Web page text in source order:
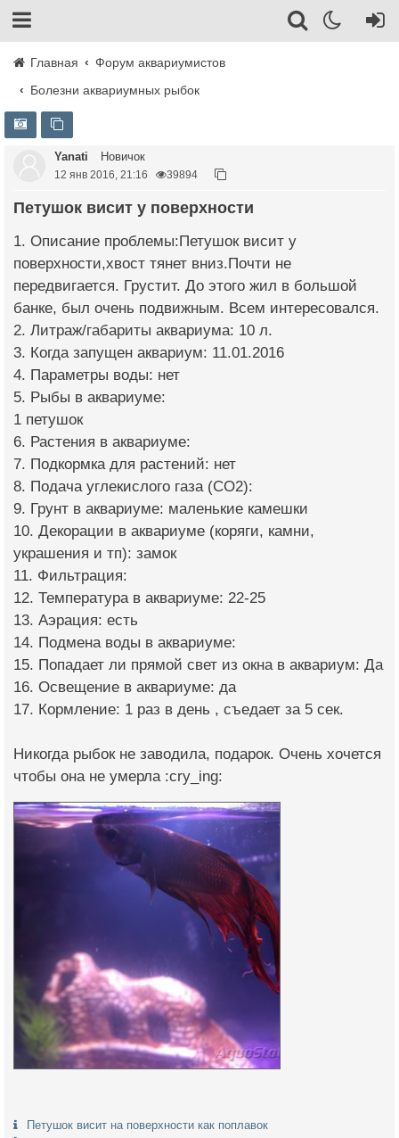
Главная
Форум аквариумистов
Болезни аквариумных рыбок
Yanati Новичок
12 янв 2016, 21:16 39894
Петушок висит у поверхности
1. Описание проблемы:Петушок висит у
поверхности,хвост тянет вниз.Почти не
передвигается. Грустит. До этого жил в большой
банке, был очень подвижным. Всем интересовался.
2. Литраж/габариты аквариума: 10 л.
3. Когда запущен аквариум: 11.01.2016
4. Параметры воды: нет
5. Рыбы в аквариуме:
1 петушок
6. Растения в аквариуме:
7. Подкормка для растений: нет
8. Подача углекислого газа (CO2):
9. Грунт в аквариуме: маленькие камешки
10. Декорации в аквариуме (коряги, камни,
украшения и тп): замок
11. Фильтрация:
12. Температура в аквариуме: 22-25
13. Аэрация: есть
14. Подмена воды в аквариуме:
15. Попадает ли прямой свет из окна в аквариум: Да
16. Освещение в аквариуме: да
17. Кормление: 1 раз в день , съедает за 5 сек.
Никогда рыбок не заводила, подарок. Очень хочется
чтобы она не умерла :cry_ing:
Петушок висит на поверхности как поплавок